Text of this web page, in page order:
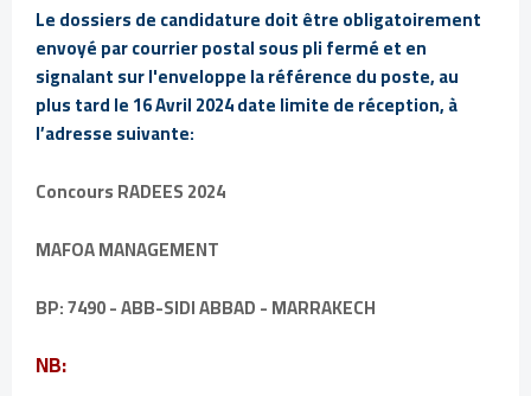
Le dossiers de candidature doit être obligatoirement
envoyé par courrier postal sous pli fermé et en
signalant sur l'enveloppe la référence du poste, au
plus tard le 16 Avril 2024 date limite de réception, à
l’adresse suivante:
Concours RADEES 2024
MAFOA MANAGEMENT
BP: 7490 - ABB-SIDI ABBAD - MARRAKECH
NB: